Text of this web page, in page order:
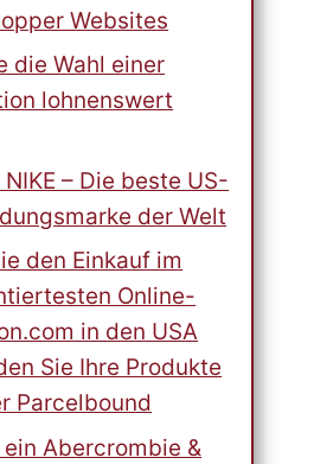
Websites
die Wahl einer
lohnenswert
– Die beste US-
der Welt
den Einkauf im
Online-
in den USA
Sie Ihre Produkte
Parcelbound
ein Abercrombie &